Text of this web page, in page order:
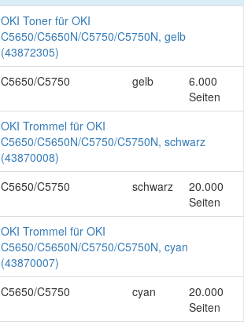
OKI Toner für OKI
C5650/C5650N/C5750/C5750N, gelb
(43872305)
C5650/C5750
gelb
6.000
Seiten
OKI Trommel für OKI
C5650/C5650N/C5750/C5750N, schwarz
(43870008)
C5650/C5750
schwarz
20.000
Seiten
OKI Trommel für OKI
C5650/C5650N/C5750/C5750N, cyan
(43870007)
C5650/C5750
cyan
20.000
Seiten